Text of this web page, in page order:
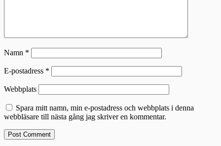
Namn *
E-postadress *
Webbplats
Spara mitt namn, min e-postadress och webbplats i denna
webbläsare till nästa gång jag skriver en kommentar.